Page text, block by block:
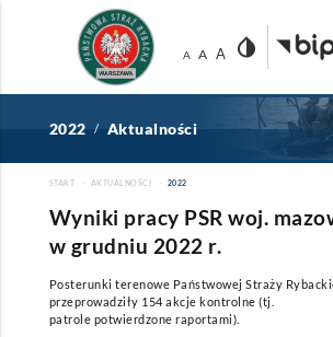
A A A invert_colors
2022 / Aktualności
START AKTUALNOŚCI 2022
Wyniki pracy PSR woj.
w grudniu 2022 r.
Posterunki terenowe Państwowej Straży
przeprowadziły 154 akcje kontrolne (tj.
patrole potwierdzone raportami).